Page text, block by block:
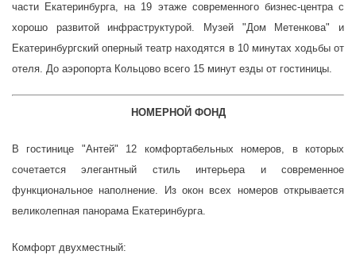
части Екатеринбурга, на 19 этаже современного бизнес-центра с
хорошо развитой инфраструктурой. Музей "Дом Метенкова" и
Екатеринбургский оперный театр находятся в 10 минутах ходьбы от
отеля. До аэропорта Кольцово всего 15 минут езды от гостиницы.
НОМЕРНОЙ ФОНД
В гостинице "Антей" 12 комфортабельных номеров, в которых
сочетается элегантный стиль интерьера и современное
функциональное наполнение. Из окон всех номеров открывается
великолепная панорама Екатеринбурга.
Комфорт двухместный: